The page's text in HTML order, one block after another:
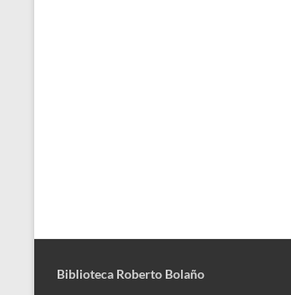
Biblioteca Roberto Bolaño